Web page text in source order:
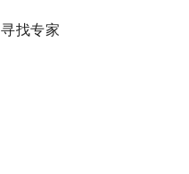
寻找专家